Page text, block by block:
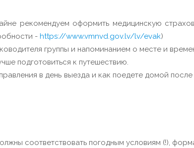
рекомендуем оформить медицинскую
- https://www.vmnvd.gov.lv/lv/evak)
группы и напоминанием о месте и
подготовиться к путешествию.
в день выезда и как поедете домой
соответствовать погодным условиям (!),